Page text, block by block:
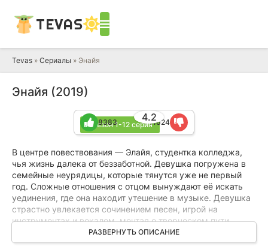
TEVAS
Tevas » Сериалы » Энайя
Энайя (2019)
1 сезон 1-12 серия
4.2
8383 11624
В центре повествования — Элайя, студентка колледжа,
чья жизнь далека от беззаботной. Девушка погружена в
семейные неурядицы, которые тянутся уже не первый
год. Сложные отношения с отцом вынуждают её искать
уединения, где она находит утешение в музыке. Девушка
страстно увлекается сочинением песен, игрой на
инструментах и вокалом, мечтая о творческом пути.
Судьба даёт ей шанс, когда она присоединяется к
РАЗВЕРНУТЬ ОПИСАНИЕ